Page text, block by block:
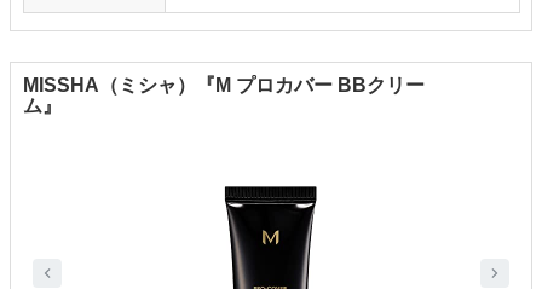
MISSHA（ミシャ）『M プロカバー BBクリー
ム』